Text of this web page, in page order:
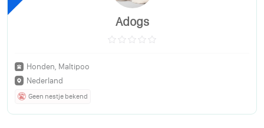
Adogs
Honden, Maltipoo
Nederland
Geen nestje bekend